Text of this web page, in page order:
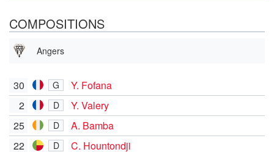
COMPOSITIONS
Angers
30 G
Y. Fofana
2
D
Y. Valery
25
D
A. Bamba
22
D
C. Hountondji